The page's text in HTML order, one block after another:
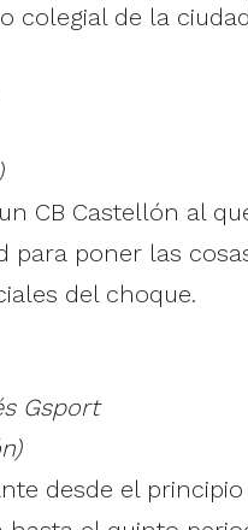
colegial de la
CB Castellón al
para poner las
del choque.
Gsport
desde el